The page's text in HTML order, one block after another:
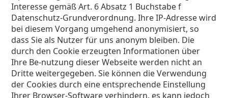
Interesse gemäß Art. 6 Absatz 1 Buchstabe f
Datenschutz-Grundverordnung. Ihre IP-Adresse wird
bei diesem Vorgang umgehend anonymisiert, so
dass Sie als Nutzer für uns anonym bleiben. Die
durch den Cookie erzeugten Informationen über
Ihre Be-nutzung dieser Webseite werden nicht an
Dritte weitergegeben. Sie können die Verwendung
der Cookies durch eine entsprechende Einstellung
Ihrer Browser-Software verhindern, es kann jedoch